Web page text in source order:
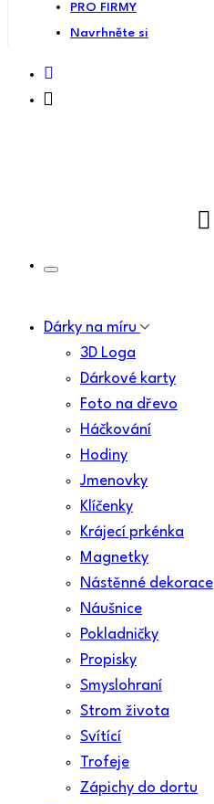
PRO FIRMY
Navrhněte si
Dárky na míru
3D Loga
Dárkové karty
Foto na dřevo
Háčkování
Hodiny
Jmenovky
Klíčenky
Krájecí prkénka
Magnetky
Nástěnné dekorace
Náušnice
Pokladničky
Propisky
Smyslohraní
Strom života
Svítící
Trofeje
Zápichy do dortu